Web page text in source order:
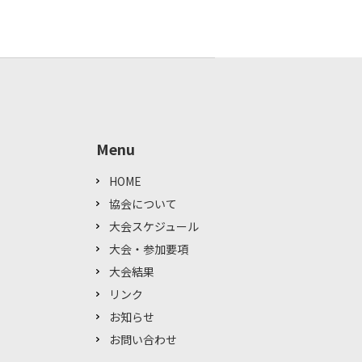
Menu
HOME
協会について
大会スケジュール
大会・参加要項
大会結果
リンク
お知らせ
お問い合わせ